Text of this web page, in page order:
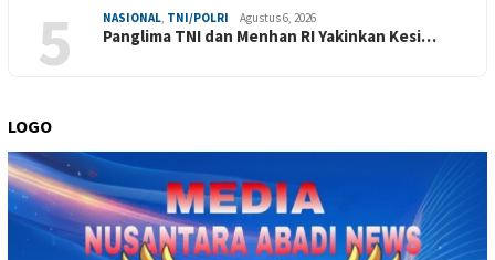
5 NASIONAL, TNI/POLRI Agustus 6, 2026
Panglima TNI dan Menhan RI Yakinkan Kesi…
LOGO